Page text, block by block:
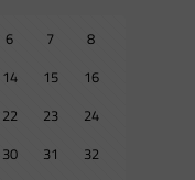
6 7
8
14 15
16
22 23
24
30 31
32